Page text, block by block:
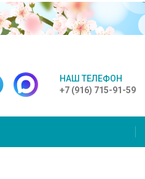
НАШ ТЕЛЕФОН
+7 (916) 715-91-59